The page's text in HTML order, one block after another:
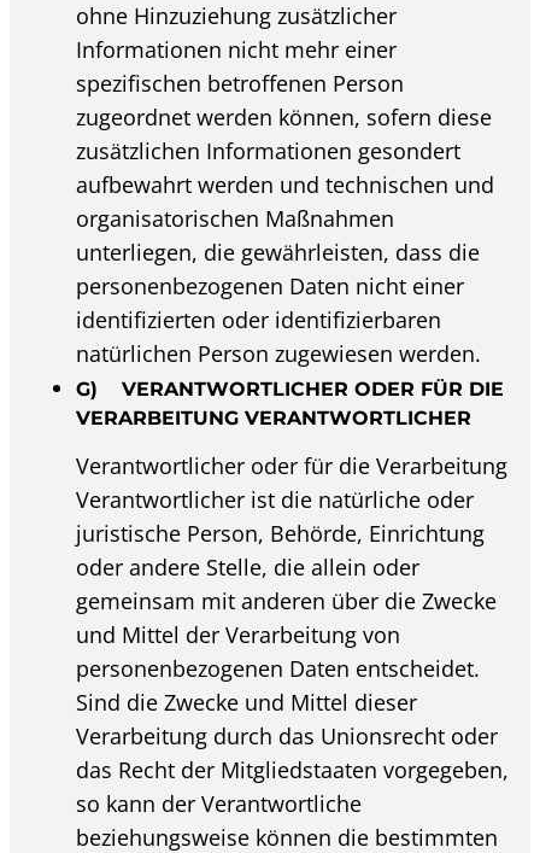
ohne Hinzuziehung zusätzlicher
Informationen nicht mehr einer
spezifischen betroffenen Person
zugeordnet werden können, sofern diese
zusätzlichen Informationen gesondert
aufbewahrt werden und technischen und
organisatorischen Maßnahmen
unterliegen, die gewährleisten, dass die
personenbezogenen Daten nicht einer
identifizierten oder identifizierbaren
natürlichen Person zugewiesen werden.
G) VERANTWORTLICHER ODER FÜR DIE
VERARBEITUNG VERANTWORTLICHER
Verantwortlicher oder für die Verarbeitung
Verantwortlicher ist die natürliche oder
juristische Person, Behörde, Einrichtung
oder andere Stelle, die allein oder
gemeinsam mit anderen über die Zwecke
und Mittel der Verarbeitung von
personenbezogenen Daten entscheidet.
Sind die Zwecke und Mittel dieser
Verarbeitung durch das Unionsrecht oder
das Recht der Mitgliedstaaten vorgegeben,
so kann der Verantwortliche
beziehungsweise können die bestimmten